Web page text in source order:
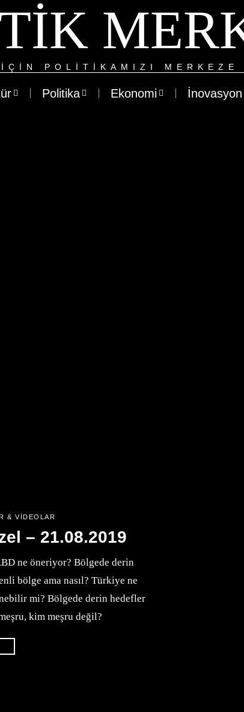
POLITIKAMIZI
Politika Ekonomi İnovasyon
& VIDEOLAR
– 21.08.2019
ne öneriyor? Bölgede derin
bölge ama nasıl? Türkiye ne
mi? Bölgede derin hedefler
kim meşru değil?